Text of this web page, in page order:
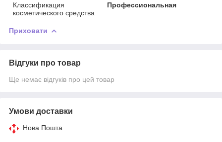
Классификация
косметического средства
Профессиональная
Приховати
Відгуки про товар
Ще немає відгуків про цей товар
Умови доставки
Нова Пошта